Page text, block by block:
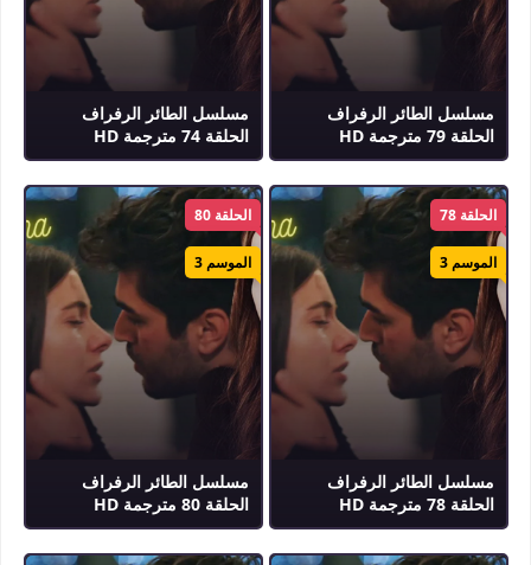
مسلسل الطائر الرفراف
الحلقة 79 مترجمة HD
مسلسل الطائر الرفراف
الحلقة 74 مترجمة HD
مسلسل الطائر الرفراف
الحلقة 78 مترجمة HD
الحلقة 78
الموسم 3
مسلسل الطائر الرفراف
الحلقة 80 مترجمة HD
الحلقة 80
الموسم 3